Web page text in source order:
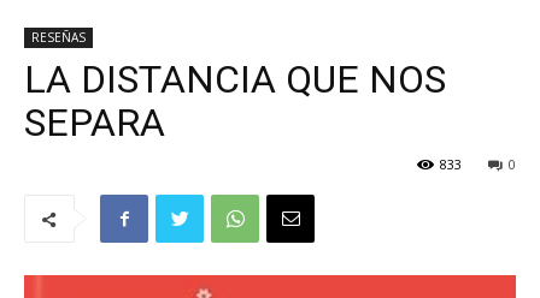
RESEÑAS
LA DISTANCIA QUE NOS
SEPARA
0
833